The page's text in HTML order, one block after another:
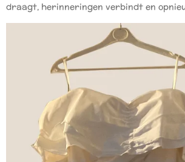
draagt, herinneringen verbindt en